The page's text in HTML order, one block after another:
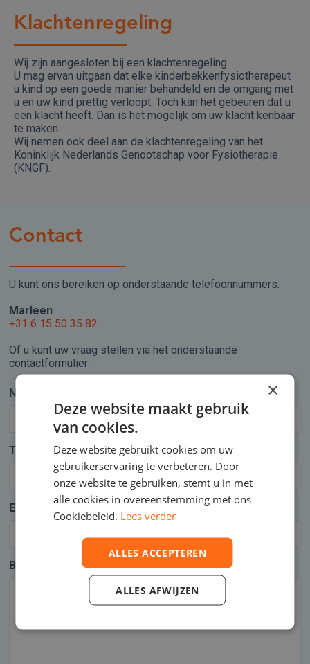
Klachtenregeling
Wij zijn aangesloten bij een klachtenregeling.
U mag ervan uitgaan dat elke kinderbekkenfysiotherapeut
u kind op een goede manier behandeld en de omgang met
u en uw kind prettig verloopt. Toch kan het gebeuren dat u
een klacht heeft. Dan is het mogelijk om uw klacht kenbaar
te maken.
Wij nemen ook deel aan de klachtenregeling van het
Koninklijk Nederlands Genootschap voor Fysiotherapie
(KNGF).
Contact
U kunt ons bereiken op onderstaande telefoonnummers:
Marleen
+31 6 15 50 35 82
Of u kunt uw vraag stellen via het onderstaande
contactformulier:
Naam
Telefoonnummer *
E-mailadres
Bericht
×
Deze website maakt gebruik
van cookies.
Deze website gebruikt cookies om uw
gebruikerservaring te verbeteren. Door
onze website te gebruiken, stemt u in met
alle cookies in overeenstemming met ons
Cookiebeleid. Lees verder
ALLES ACCEPTEREN
ALLES AFWIJZEN